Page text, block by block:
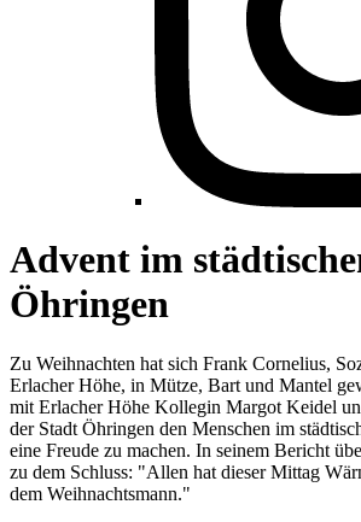
Advent im
Öhringen
Zu Weihnachten hat sich Frank Cornelius,
Erlacher Höhe, in Mütze, Bart und Mantel
mit Erlacher Höhe Kollegin Margot Keidel
der Stadt Öhringen den Menschen im
eine Freude zu machen. In seinem Bericht
zu dem Schluss: "Allen hat dieser Mittag
dem Weihnachtsmann."